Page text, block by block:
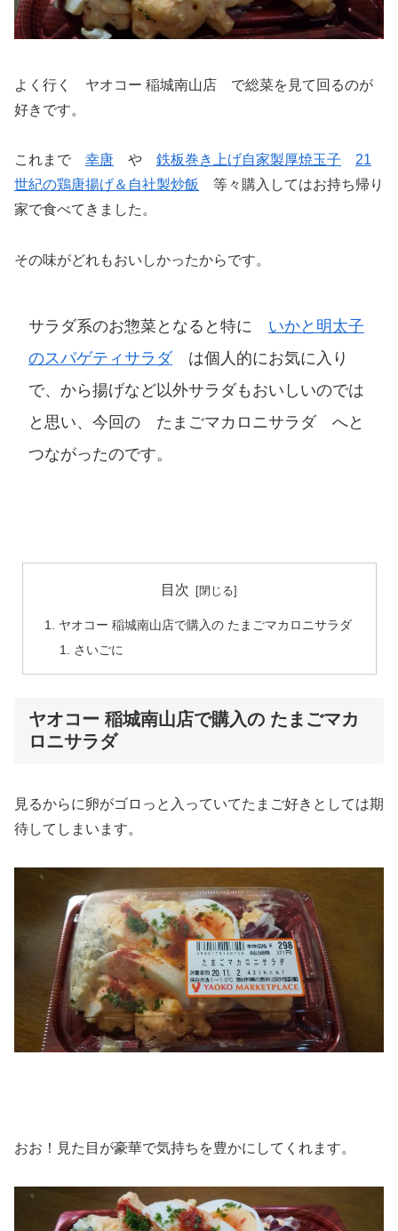
よく行く ヤオコー 稲城南山店 で総菜を見て回るのが
好きです。
これまで 幸唐 や 鉄板巻き上げ自家製厚焼玉子
21
世紀の鶏唐揚げ＆自社製炒飯
等々購入してはお持ち帰り
家で食べてきました。
その味がどれもおいしかったからです。
サラダ系のお惣菜となると特に いかと明太子
のスパゲティサラダ は個人的にお気に入り
で、から揚げなど以外サラダもおいしいのでは
と思い、今回の たまごマカロニサラダ へと
つながったのです。
目次
ヤオコー 稲城南山店で購入の たまごマカロニサラダ
さいごに
ヤオコー 稲城南山店で購入の たまごマカ
ロニサラダ
見るからに卵がゴロっと入っていてたまご好きとしては期
待してしまいます。
おお！見た目が豪華で気持ちを豊かにしてくれます。